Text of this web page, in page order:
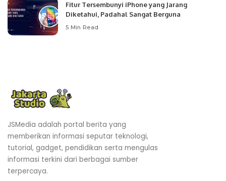
Fitur Tersembunyi iPhone yang Jarang
Diketahui, Padahal Sangat Berguna
5 Min Read
JSMedia adalah portal berita yang
memberikan informasi seputar teknologi,
tutorial, gadget, pendidikan serta mengulas
informasi terkini dari berbagai sumber
terpercaya.